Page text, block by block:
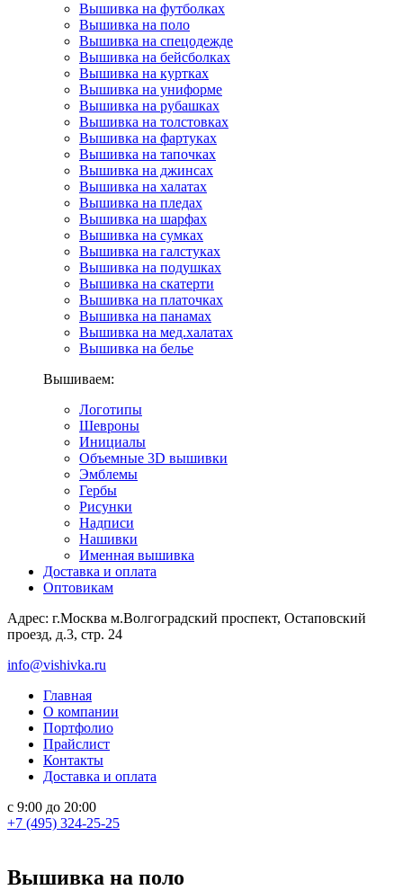
Вышивка на футболках
Вышивка на поло
Вышивка на спецодежде
Вышивка на бейсболках
Вышивка на куртках
Вышивка на униформе
Вышивка на рубашках
Вышивка на толстовках
Вышивка на фартуках
Вышивка на тапочках
Вышивка на джинсах
Вышивка на халатах
Вышивка на пледах
Вышивка на шарфах
Вышивка на сумках
Вышивка на галстуках
Вышивка на подушках
Вышивка на скатерти
Вышивка на платочках
Вышивка на панамах
Вышивка на мед.халатах
Вышивка на белье
Вышиваем:
Логотипы
Шевроны
Инициалы
Объемные 3D вышивки
Эмблемы
Гербы
Рисунки
Надписи
Нашивки
Именная вышивка
Доставка и оплата
Оптовикам
Адрес: г.Москва м.Волгоградский проспект, Остаповский
проезд, д.3, стр. 24
info@vishivka.ru
Главная
О компании
Портфолио
Прайслист
Контакты
Доставка и оплата
с 9:00 до 20:00
+7 (495) 324-25-25
Вышивка на поло